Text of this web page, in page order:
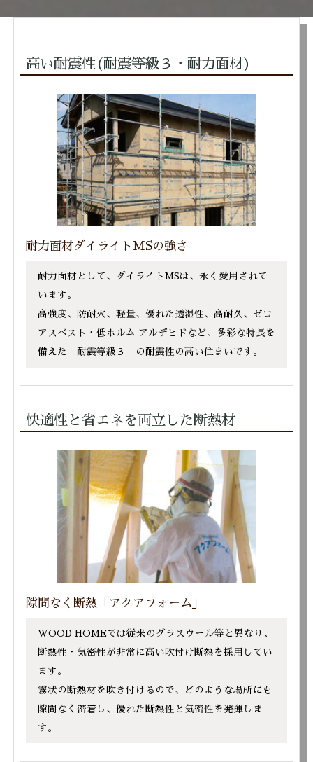
高い耐震性(耐震等級３・耐力面材)
耐力面材ダイライトMSの強さ
耐力面材として、ダイライトMSは、永く愛用されて
います。
高強度、防耐火、軽量、優れた透湿性、高耐久、ゼロ
アスベスト・低ホルム アルデヒドなど、多彩な特長を
備えた「耐震等級３」の耐震性の高い住まいです。
快適性と省エネを両立した断熱材
隙間なく断熱「アクアフォーム」
WOOD HOMEでは従来のグラスウール等と異なり、
断熱性・気密性が非常に高い吹付け断熱を採用してい
ます。
霧状の断熱材を吹き付けるので、どのような場所にも
隙間なく密着し、優れた断熱性と気密性を発揮しま
す。